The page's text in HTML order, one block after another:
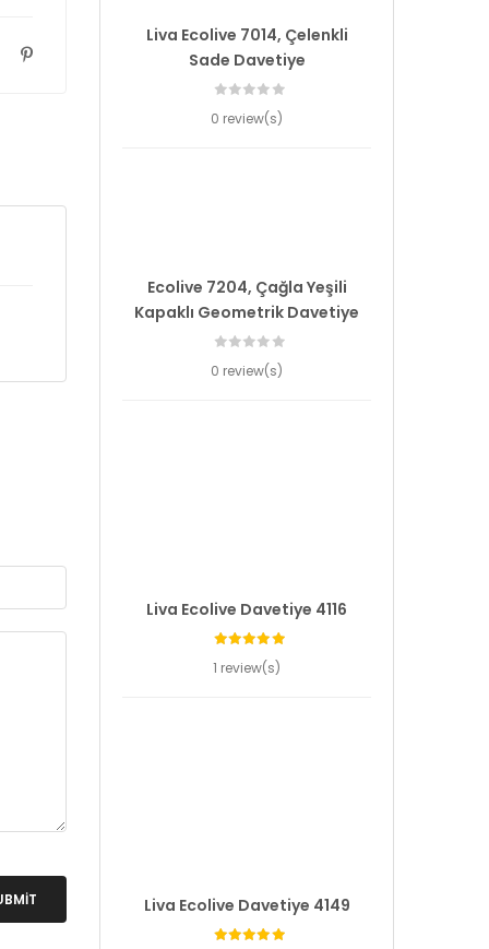
Liva Ecolive 7014, Çelenkli
Sade Davetiye
0 review(s)
Ecolive 7204, Çağla Yeşili
Kapaklı Geometrik Davetiye
0 review(s)
Liva Ecolive Davetiye 4116
1 review(s)
Liva Ecolive Davetiye 4149